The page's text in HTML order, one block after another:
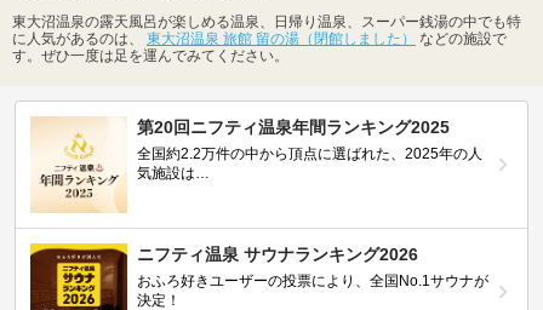
東大沼温泉の露天風呂が楽しめる温泉、日帰り温泉、スーパー銭湯の中でも特
に人気があるのは、 東大沼温泉 旅館 留の湯（閉館しました）
などの施設で
す。ぜひ一度は足を運んでみてください。
第20回ニフティ温泉年間ランキング2025
全国約2.2万件の中から頂点に選ばれた、2025年の人
気施設は…
ニフティ温泉 サウナランキング2026
おふろ好きユーザーの投票により、全国No.1サウナが
決定！